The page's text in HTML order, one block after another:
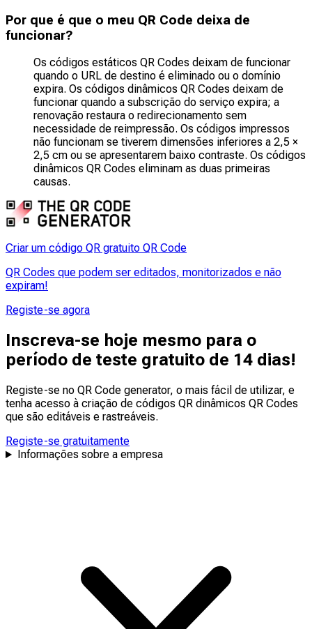
Por que é que o meu QR Code deixa de
funcionar?
Os códigos estáticos QR Codes deixam de funcionar
quando o URL de destino é eliminado ou o domínio
expira. Os códigos dinâmicos QR Codes deixam de
funcionar quando a subscrição do serviço expira; a
renovação restaura o redirecionamento sem
necessidade de reimpressão. Os códigos impressos
não funcionam se tiverem dimensões inferiores a 2,5 ×
2,5 cm ou se apresentarem baixo contraste. Os códigos
dinâmicos QR Codes eliminam as duas primeiras
causas.
Criar um código QR gratuito QR Code
QR Codes que podem ser editados, monitorizados e não
expiram!
Registe-se agora
Inscreva-se hoje mesmo para o
período de teste gratuito de 14 dias!
Registe-se no QR Code generator, o mais fácil de utilizar, e
tenha acesso à criação de códigos QR dinâmicos QR Codes
que são editáveis e rastreáveis.
Registe-se gratuitamente
Informações sobre a empresa